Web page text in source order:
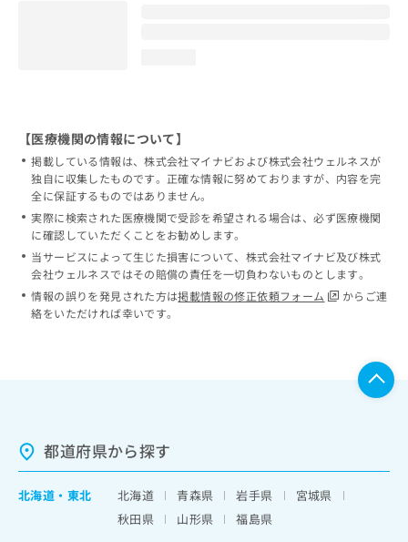
【医療機関の情報について】
掲載している情報は、株式会社マイナビおよび株式会社ウェルネスが
独自に収集したものです。正確な情報に努めておりますが、内容を完
全に保証するものではありません。
実際に検索された医療機関で受診を希望される場合は、必ず医療機関
に確認していただくことをお勧めします。
当サービスによって生じた損害について、株式会社マイナビ及び株式
会社ウェルネスではその賠償の責任を一切負わないものとします。
情報の誤りを発見された方は掲載情報の修正依頼フォーム
からご連
絡をいただければ幸いです。
都道府県から探す
北海道 ・ 東北 北海道 青森県 岩手県
宮城県
秋田県
山形県
福島県